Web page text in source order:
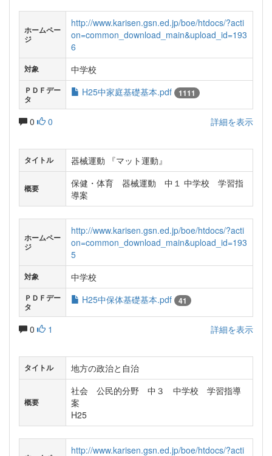
ホームペー
ジ
http://www.karisen.gsn.ed.jp/boe/htdocs/?acti
on=common_download_main&upload_id=193
6
対象 中学校
ＰＤＦデー
タ
H25中家庭基礎基本.pdf 1111
0 0 詳細を表示
タイトル 器械運動 『マット運動』
概要
保健・体育 器械運動 中１ 中学校 学習指
導案
ホームペー
ジ
http://www.karisen.gsn.ed.jp/boe/htdocs/?acti
on=common_download_main&upload_id=193
5
対象 中学校
ＰＤＦデー
タ
H25中保体基礎基本.pdf 41
0 1 詳細を表示
タイトル 地方の政治と自治
概要
社会 公民的分野 中３ 中学校 学習指導
案
H25
http://www.karisen.gsn.ed.jp/boe/htdocs/?acti